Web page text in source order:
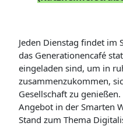
Jeden Dienstag findet im
das Generationencafé
eingeladen sind, um in
zusammenzukommen,
Gesellschaft zu
Angebot in der Smarten
Stand zum Thema